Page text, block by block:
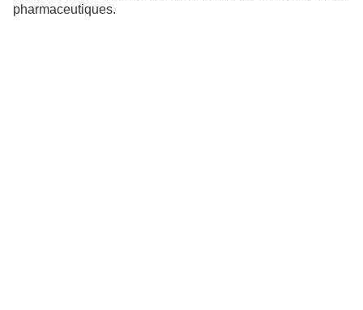
pharmaceutiques.